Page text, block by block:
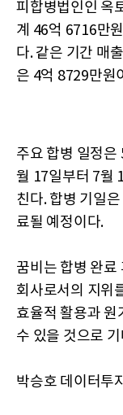
피합병법인인 옥
계 46억 6716만
다. 같은 기간 매
은 4억 8729만원
주요 합병 일정은
월 17일부터 7월
친다. 합병 기일
료될 예정이다.
꿈비는 합병 완료
회사로서의 지위
효율적 활용과 원
수 있을 것으로
박승호 데이터